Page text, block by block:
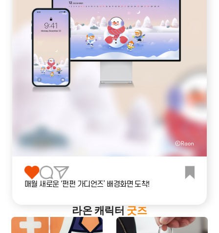
매월 새로운 ‘펀펀 가디언즈’ 배경화면 도착!
라온 캐릭터 굿즈